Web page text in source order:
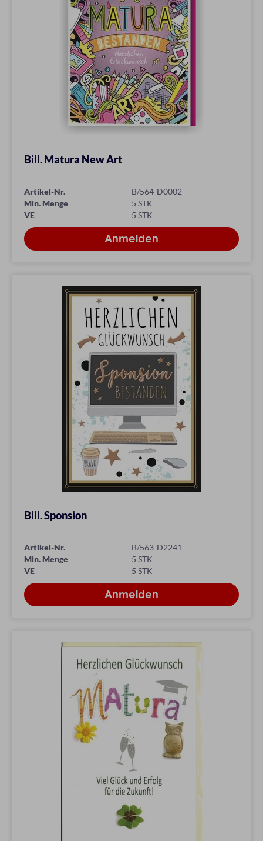
Bill. Matura New Art
Artikel-Nr.
B/564-D0002
Min. Menge
5 STK
VE
5 STK
Bill. Sponsion
Artikel-Nr.
B/563-D2241
Min. Menge
5 STK
VE
5 STK